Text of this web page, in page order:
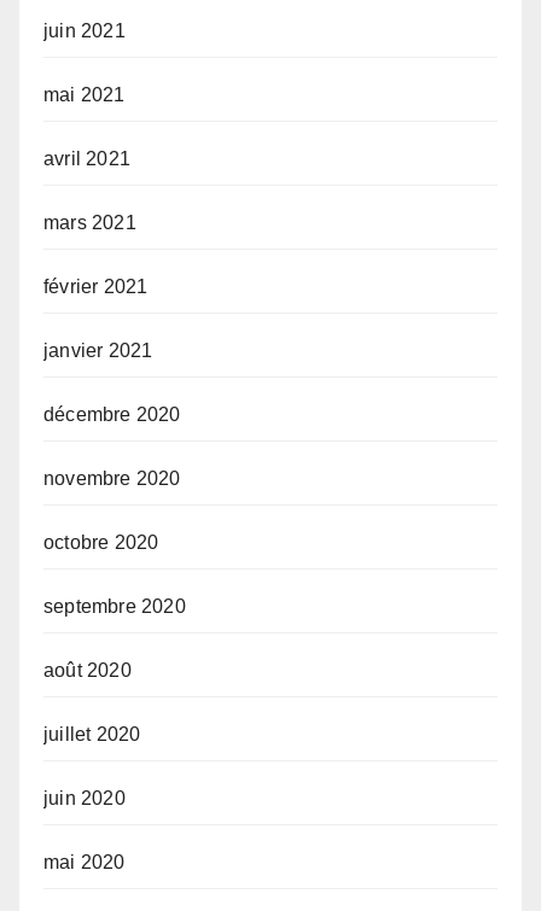
juin 2021
mai 2021
avril 2021
mars 2021
février 2021
janvier 2021
décembre 2020
novembre 2020
octobre 2020
septembre 2020
août 2020
juillet 2020
juin 2020
mai 2020